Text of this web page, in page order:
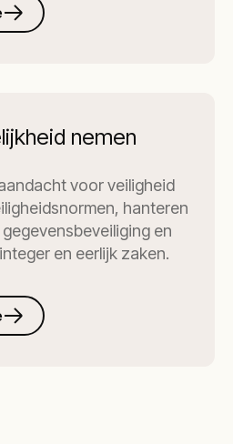
nemen
voor veiligheid
hanteren
en
en eerlijk zaken.